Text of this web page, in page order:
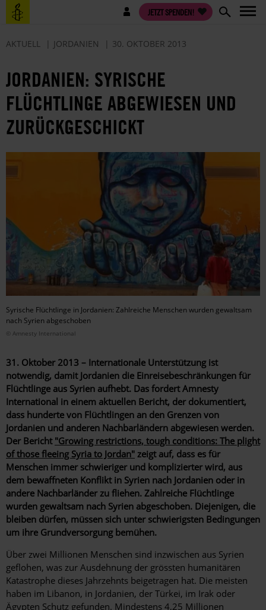
Direkt
zum
Benutzermenü JETZT SPENDEN!
AKTUELL JORDANIEN 30. OKTOBER 2013
JORDANIEN: SYRISCHE
FLÜCHTLINGE ABGEWIESEN UND
ZURÜCKGESCHICKT
Syrische Flüchtlinge in Jordanien: Zahlreiche Menschen wurden gewaltsam
nach Syrien abgeschoben
© Amnesty International
31. Oktober 2013 – Internationale Unterstützung ist
notwendig, damit Jordanien die Einreisebeschränkungen für
Flüchtlinge aus Syrien aufhebt. Das fordert Amnesty
International in einem aktuellen Bericht, der dokumentiert,
dass hunderte von Flüchtlingen an den Grenzen von
Jordanien und anderen Nachbarländern abgewiesen werden.
Der Bericht "Growing restrictions, tough conditions: The plight
of those fleeing Syria to Jordan" zeigt auf, dass es für
Menschen immer schwieriger und komplizierter wird, aus
dem bewaffneten Konflikt in Syrien nach Jordanien oder in
andere Nachbarländer zu fliehen. Zahlreiche Flüchtlinge
wurden gewaltsam nach Syrien abgeschoben. Diejenigen, die
bleiben dürfen, müssen sich unter schwierigsten Bedingungen
um ihre Grundversorgung bemühen.
Über zwei Millionen Menschen sind inzwischen aus Syrien
geflohen, was zur Ausdehnung der grössten humanitären
Katastrophe dieses Jahrzehnts beigetragen hat. Die meisten
haben im Libanon, in Jordanien, der Türkei, im Irak oder
Ägypten Schutz gefunden. Mindestens 4,25 Millionen